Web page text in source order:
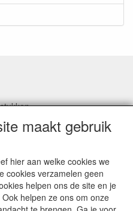
maakt gebruik
hier aan welke cookies we
cookies verzamelen geen
helpen ons de site en je
helpen ze ons om onze